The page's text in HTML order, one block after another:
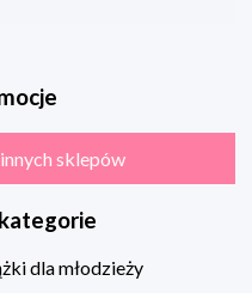
sklepów
dla młodzieży